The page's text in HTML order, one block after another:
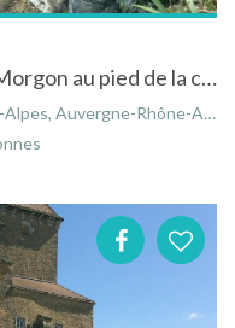
Gîte "Le Chêne du Py" à Villié-Morgon au pied de la célèbre Côte du Py
Rhône-Alpes, France